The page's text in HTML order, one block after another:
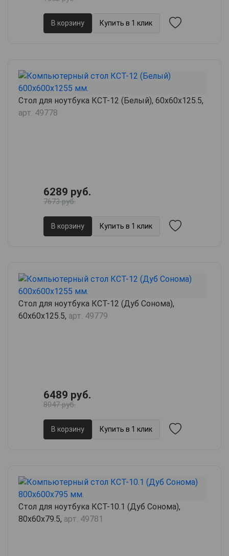
В корзину Купить в 1 клик
Стол для ноутбука КСТ-12 (Белый), 60х60х125.5,
арт. 49778
6289 руб.
7673 руб.
В корзину Купить в 1 клик
Стол для ноутбука КСТ-12 (Дуб Сонома),
60х60х125.5, арт. 49779
6489 руб.
8047 руб.
В корзину Купить в 1 клик
Стол для ноутбука КСТ-10.1 (Дуб Сонома),
80х60х79.5, арт. 49781